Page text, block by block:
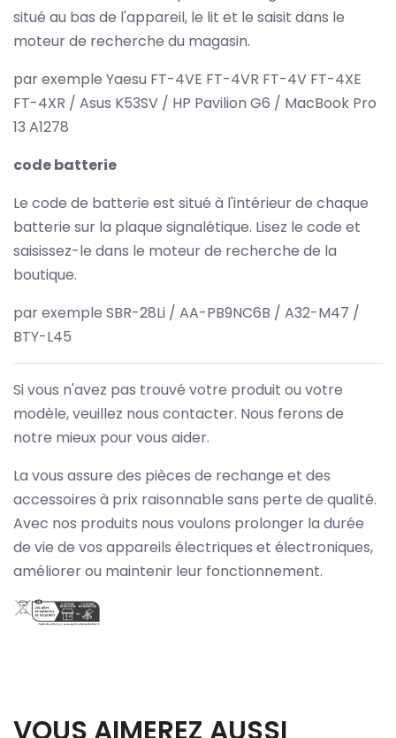
situé au bas de l'appareil, le lit et le saisit dans le
moteur de recherche du magasin.
par exemple Yaesu FT-4VE FT-4VR FT-4V FT-4XE
FT-4XR / Asus K53SV / HP Pavilion G6 / MacBook Pro
13 A1278
code batterie
Le code de batterie est situé à l'intérieur de chaque
batterie sur la plaque signalétique. Lisez le code et
saisissez-le dans le moteur de recherche de la
boutique.
par exemple SBR-28Li / AA-PB9NC6B / A32-M47 /
BTY-L45
Si vous n'avez pas trouvé votre produit ou votre
modèle, veuillez nous contacter. Nous ferons de
notre mieux pour vous aider.
La vous assure des pièces de rechange et des
accessoires à prix raisonnable sans perte de qualité.
Avec nos produits nous voulons prolonger la durée
de vie de vos appareils électriques et électroniques,
améliorer ou maintenir leur fonctionnement.